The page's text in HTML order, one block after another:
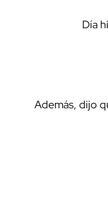
Día
Además, dijo